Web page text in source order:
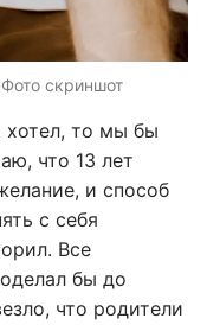
скриншот
хотел, то мы бы
что 13 лет
и способ
с себя
Все
бы до
что родители